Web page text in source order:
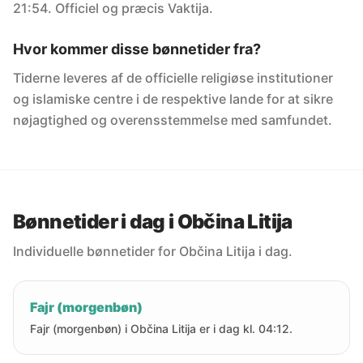
21:54. Officiel og præcis Vaktija.
Hvor kommer disse bønnetider fra?
Tiderne leveres af de officielle religiøse institutioner
og islamiske centre i de respektive lande for at sikre
nøjagtighed og overensstemmelse med samfundet.
Bønnetider i dag i Občina Litija
Individuelle bønnetider for Občina Litija i dag.
Fajr (morgenbøn)
Fajr (morgenbøn) i Občina Litija er i dag kl. 04:12.